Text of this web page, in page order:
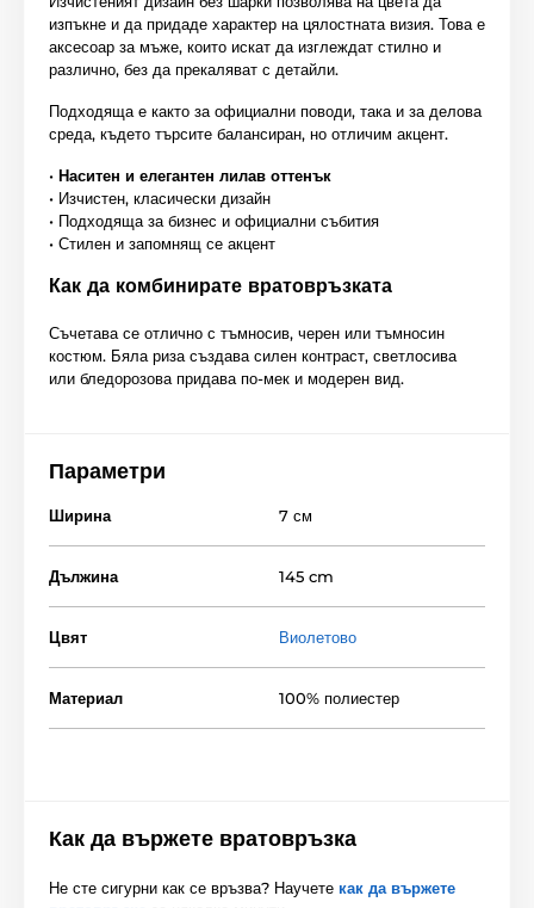
изпъкне и да придаде характер на цялостната визия. Това е
аксесоар за мъже, които искат да изглеждат стилно и
различно, без да прекаляват с детайли.
Подходяща е както за официални поводи, така и за делова
среда, където търсите балансиран, но отличим акцент.
• Наситен и елегантен лилав оттенък
• Изчистен, класически дизайн
• Подходяща за бизнес и официални събития
• Стилен и запомнящ се акцент
Как да комбинирате вратовръзката
Съчетава се отлично с тъмносив, черен или тъмносин
костюм. Бяла риза създава силен контраст, светлосива
или бледорозова придава по-мек и модерен вид.
Параметри
Ширина 7 см
Дължина 145 cm
Цвят Виолетово
Материал 100% полиестер
Как да вържете вратовръзка
Не сте сигурни как се връзва? Научете как да вържете